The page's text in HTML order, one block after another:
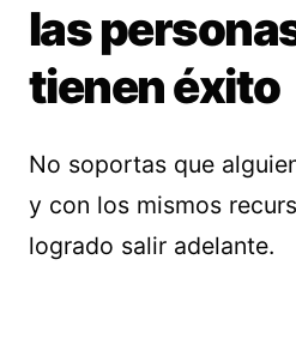
las
tienen éxito
No soportas que
y con los mismos
logrado salir adelante.